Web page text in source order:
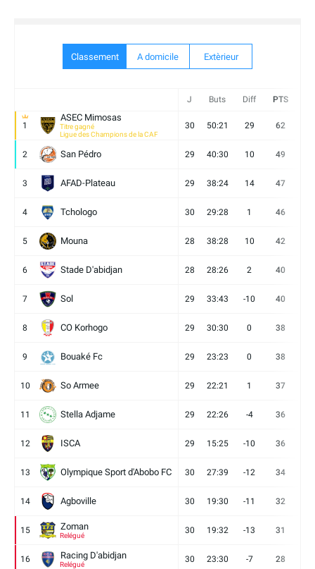
Classement A domicile Extèrieur
J Buts Diff PTS
1
ASEC Mimosas
Titre gagné
Ligue des Champions de la CAF
30 50:21 29 62
2 San Pédro 29 40:30 10 49
3 AFAD-Plateau 29 38:24 14 47
4 Tchologo 30 29:28 1 46
5 Mouna 28 38:28 10 42
6 Stade D'abidjan 28 28:26 2 40
7 Sol 29 33:43 -10 40
8 CO Korhogo 29 30:30 0 38
9 Bouaké Fc 29 23:23 0 38
10 So Armee 29 22:21 1 37
11 Stella Adjame 29 22:26 -4 36
12 ISCA 29 15:25 -10 36
13 Olympique Sport d'Abobo FC 30 27:39 -12 34
14 Agboville 30 19:30 -11 32
15 Zoman
Relégué
30 19:32 -13 31
16 Racing D'abidjan
Relégué
30 23:30 -7 28